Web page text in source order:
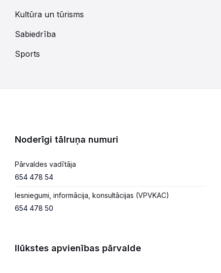
Kultūra un tūrisms
Sabiedrība
Sports
Noderīgi tālruņa numuri
Pārvaldes vadītāja
654 478 54
Iesniegumi, informācija, konsultācijas (VPVKAC)
654 478 50
Ilūkstes apvienības pārvalde